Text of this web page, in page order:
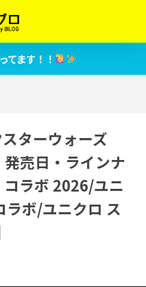
てます！！
ターウォーズ
売日・ラインナ
ラボ 2026/ユニ
ラボ/ユニクロ ス